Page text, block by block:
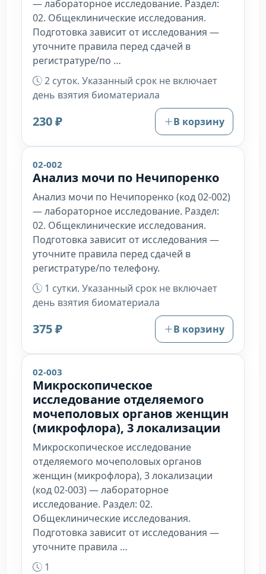
— лабораторное исследование. Раздел:
02. Общеклинические исследования.
Подготовка зависит от исследования —
уточните правила перед сдачей в
регистратуре/по …
2 суток. Указанный срок не включает
день взятия биоматериала
230 ₽ В корзину
02-002
Анализ мочи по Нечипоренко
Анализ мочи по Нечипоренко (код 02-002)
— лабораторное исследование. Раздел:
02. Общеклинические исследования.
Подготовка зависит от исследования —
уточните правила перед сдачей в
регистратуре/по телефону.
1 сутки. Указанный срок не включает
день взятия биоматериала
375 ₽ В корзину
02-003
Микроскопическое
исследование отделяемого
мочеполовых органов женщин
(микрофлора), 3 локализации
Микроскопическое исследование
отделяемого мочеполовых органов
женщин (микрофлора), 3 локализации
(код 02-003) — лабораторное
исследование. Раздел: 02.
Общеклинические исследования.
Подготовка зависит от исследования —
уточните правила …
1